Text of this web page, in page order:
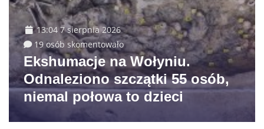
13:04 7 sierpnia 2026
19 osób skomentowało
Ekshumacje na Wołyniu.
Odnaleziono szczątki 55 osób,
niemal połowa to dzieci